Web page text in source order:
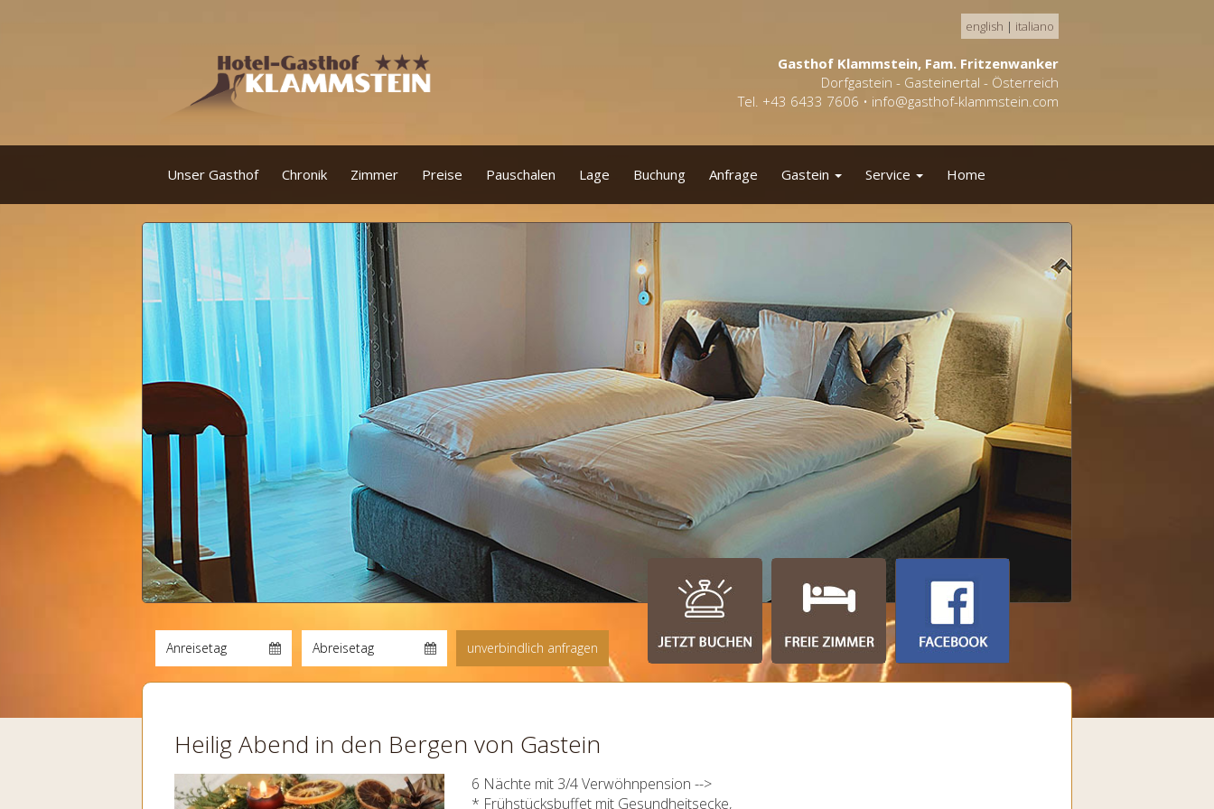
english | italiano
Gasthof Klammstein, Fam. Fritzenwanker
Dorfgastein - Gasteinertal - Österreich
Tel. +43 6433 7606 • info@gasthof-klammstein.com
Unser Gasthof Chronik Zimmer Preise Pauschalen Lage Buchung Anfrage Gastein Service Home
Heilig Abend in den Bergen von Gastein
6 Nächte mit 3/4 Verwöhnpension -->
* Frühstücksbuffet mit Gesundheitsecke,